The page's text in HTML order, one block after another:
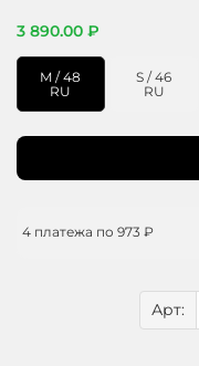
3 890.00 ₽
Арт:
4 платежа по 973 ₽
M / 48
RU
S / 46
RU